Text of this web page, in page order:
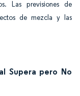
Las previsiones de
de mezcla y las
Supera pero No